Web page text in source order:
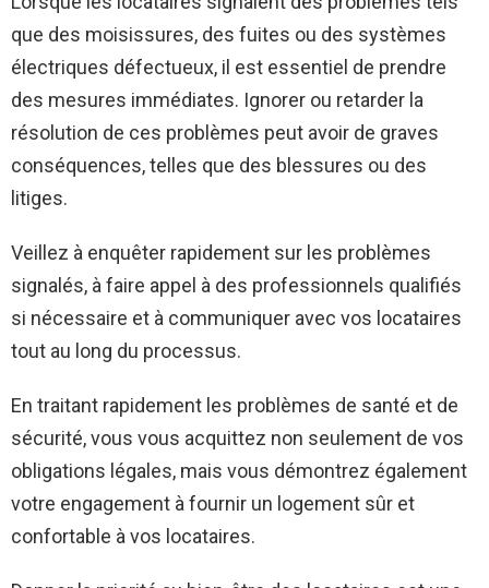
que des moisissures, des fuites ou des systèmes
électriques défectueux, il est essentiel de prendre
des mesures immédiates. Ignorer ou retarder la
résolution de ces problèmes peut avoir de graves
conséquences, telles que des blessures ou des
litiges.
Veillez à enquêter rapidement sur les problèmes
signalés, à faire appel à des professionnels qualifiés
si nécessaire et à communiquer avec vos locataires
tout au long du processus.
En traitant rapidement les problèmes de santé et de
sécurité, vous vous acquittez non seulement de vos
obligations légales, mais vous démontrez également
votre engagement à fournir un logement sûr et
confortable à vos locataires.